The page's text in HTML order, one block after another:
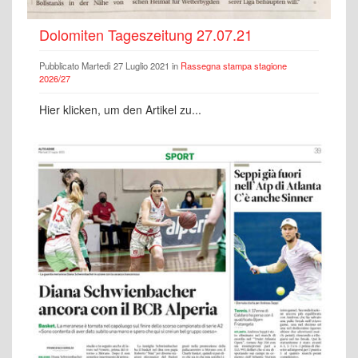
Dolomiten Tageszeitung 27.07.21
Pubblicato Martedì 27 Luglio 2021 in Rassegna stampa stagione
2026/27
Hier klicken, um den Artikel zu...